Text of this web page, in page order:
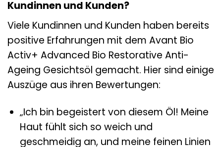
Kundinnen und Kunden?
Viele Kundinnen und Kunden haben bereits
positive Erfahrungen mit dem Avant Bio
Activ+ Advanced Bio Restorative Anti-
Ageing Gesichtsöl gemacht. Hier sind einige
Auszüge aus ihren Bewertungen:
„Ich bin begeistert von diesem Öl! Meine
Haut fühlt sich so weich und
geschmeidig an, und meine feinen Linien